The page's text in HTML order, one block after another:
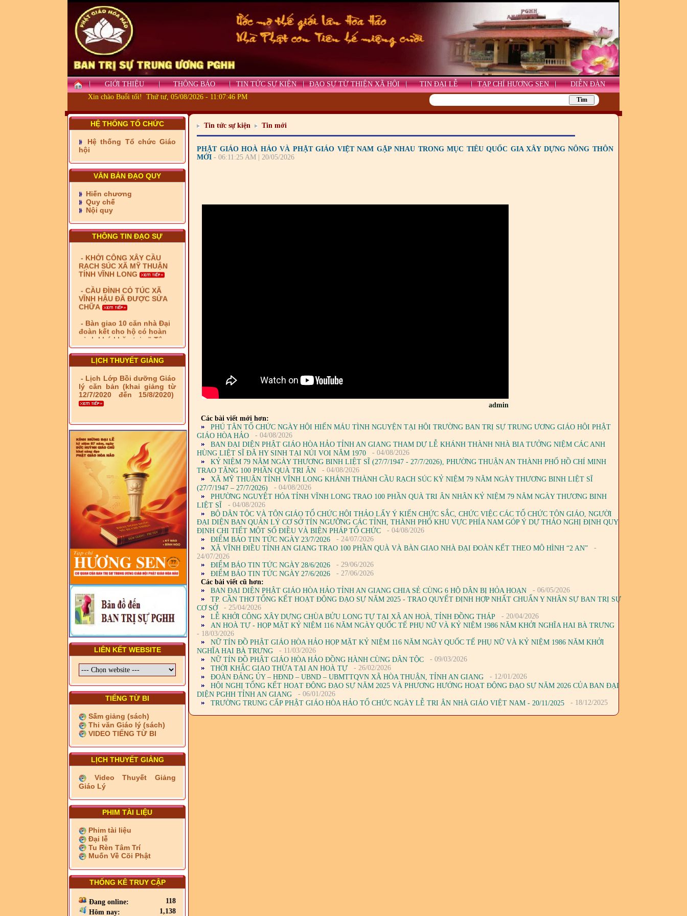
GIỚI THIỆU THÔNG BÁO TIN TỨC SỰ KIỆN ĐẠO SỰ TỪ THIỆN XÃ HỘI TIN ĐẠI LỄ TẠP CHÍ HƯƠNG SEN
DIỄN ĐÀN
Xin chào Buổi tối! Thứ tư, 05/08/2026 - 11:07:46 PM
HỆ THỐNG TỔ CHỨC
Hệ thống Tổ chức Giáo
hội
VĂN BẢN ĐẠO QUY
Hiến chương
Quy chế
Nội quy
THÔNG TIN ĐẠO SỰ
- Những tấm lòng thiện
nguyện vùng biên
- BAN TRỊ SỰ XÃ ĐẠI
PHƯỚC TỈNH ĐỒNG NAI
- Xã Châu Phú khánh
thành cầu Kênh 7 - Nam
kênh Quốc Gia
- Xã Phú Lâm bàn giao 9
căn nhà Đại đoàn kết
RẠCH SÚC XÃ MỸ THUẬN
TỈNH VĨNH LONG
VĨNH HẬU ĐÃ ĐƯỢC SỬA
CHỮA
đoàn kết cho hộ có hoàn
cảnh khó khăn tại xã Tây
Yên
- LỄ RA QUÂN DẬM VÁ,
SỬA CHỮA LỘ GIAO
PHÚ THỌ)
- LỚP TẬP HUẤN LỊCH SỬ,
PHÁP LUẬT VIỆT NAM VÀ
PGHH NHIỆM KỲ VI (2024-
2029) CHO TRỊ SỰ VIÊN
TRUNG ƯƠNG, BAN ĐẠI
DIỆN TỈNH VÀ GIÁO LÝ
VIÊN - CHUYÊN ĐỀ: NHỮNG
VẤN ĐỀ CHUNG VỀ PHÁP
LUẬT VÀ HỆ THỐNG PHÁP
LUẬT VIỆT NAM
- LỚP TẬP HUẤN LỊCH SỬ,
PHÁP LUẬT VIỆT NAM VÀ
HIẾN CHƯƠNG GIÁO HỘI
PGHH NHIỆM KỲ VI (2024-
2029) CHO TRỊ SỰ VIÊN
TRUNG ƯƠNG, BAN ĐẠI
DIỆN TỈNH VÀ GIÁO LÝ
VIÊN - CHUYÊN ĐỀ: SỰ RA
ĐỜI, BẢN CHẤT, CHỨC
NĂNG VÀ HÌNH THỨC CỦA
NƯỚC CHXHCN VIỆT NAM
LỊCH THUYẾT GIẢNG
- Lịch Lớp Bồi dưỡng Giáo
lý căn bản (khai giảng từ
12/7/2020 đến 15/8/2020)
LIÊN KẾT WEBSITE
TIẾNG TỪ BI
Sấm giảng (sách)
Thi văn Giáo lý (sách)
VIDEO TIẾNG TỪ BI
LỊCH THUYẾT GIẢNG
Video Thuyết Giảng
Giáo Lý
PHIM TÀI LIỆU
Phim tài liệu
Đại lễ
Tu Rèn Tâm Trí
Muốn Về Cõi Phật
THỐNG KÊ TRUY CẬP
Đang online:
118
Hôm nay:
1,138
Tin tức sự kiện Tin mới
PHẬT GIÁO HOÀ HẢO VÀ PHẬT GIÁO VIỆT NAM GẶP NHAU TRONG MỤC TIÊU QUỐC GIA XÂY DỰNG NÔNG THÔN
MỚI - 06:11:25 AM | 20/05/2026
admin
Các bài viết mới hơn:
PHÚ TÂN TỔ CHỨC NGÀY HỘI HIẾN MÁU TÌNH NGUYỆN TẠI HỘI TRƯỜNG BAN TRỊ SỰ TRUNG ƯƠNG GIÁO HỘI PHẬT
GIÁO HÒA HẢO
- 04/08/2026
BAN ĐẠI DIỆN PHẬT GIÁO HÒA HẢO TỈNH AN GIANG THAM DỰ LỄ KHÁNH THÀNH NHÀ BIA TƯỞNG NIỆM CÁC ANH
HÙNG LIỆT SĨ ĐÃ HY SINH TẠI NÚI VOI NĂM 1970
- 04/08/2026
KỶ NIỆM 79 NĂM NGÀY THƯƠNG BINH LIỆT SĨ (27/7/1947 - 27/7/2026), PHƯỜNG THUẬN AN THÀNH PHỐ HỒ CHÍ MINH
TRAO TẶNG 100 PHẦN QUÀ TRI ÂN
- 04/08/2026
XÃ MỸ THUẬN TỈNH VĨNH LONG KHÁNH THÀNH CẦU RẠCH SÚC KỶ NIỆM 79 NĂM NGÀY THƯƠNG BINH LIỆT SĨ
(27/7/1947 – 27/7/2026)
- 04/08/2026
PHƯỜNG NGUYỆT HÓA TỈNH VĨNH LONG TRAO 100 PHẦN QUÀ TRI ÂN NHÂN KỶ NIỆM 79 NĂM NGÀY THƯƠNG BINH
LIỆT SĨ
- 04/08/2026
BỘ DÂN TỘC VÀ TÔN GIÁO TỔ CHỨC HỘI THẢO LẤY Ý KIẾN CHỨC SẮC, CHỨC VIỆC CÁC TỔ CHỨC TÔN GIÁO, NGƯỜI
ĐẠI DIỆN BAN QUẢN LÝ CƠ SỞ TÍN NGƯỠNG CÁC TỈNH, THÀNH PHỐ KHU VỰC PHÍA NAM GÓP Ý DỰ THẢO NGHỊ ĐỊNH QUY
ĐỊNH CHI TIẾT MỘT SỐ ĐIỀU VÀ BIỆN PHÁP TỔ CHỨC
- 04/08/2026
ĐIỂM BÁO TIN TỨC NGÀY 23/7/2026
- 24/07/2026
XÃ VĨNH ĐIỀU TỈNH AN GIANG TRAO 100 PHẦN QUÀ VÀ BÀN GIAO NHÀ ĐẠI ĐOÀN KẾT THEO MÔ HÌNH “2 AN”
-
24/07/2026
ĐIỂM BÁO TIN TỨC NGÀY 28/6/2026
- 29/06/2026
ĐIỂM BÁO TIN TỨC NGÀY 27/6/2026
- 27/06/2026
Các bài viết cũ hơn:
BAN ĐẠI DIỆN PHẬT GIÁO HÒA HẢO TỈNH AN GIANG CHIA SẺ CÙNG 6 HỘ DÂN BỊ HỎA HOẠN
- 06/05/2026
TP. CẦN THƠ TỔNG KẾT HOẠT ĐỘNG ĐẠO SỰ NĂM 2025 - TRAO QUYẾT ĐỊNH HỢP NHẤT CHUẨN Y NHÂN SỰ BAN TRỊ SỰ
CƠ SỞ
- 25/04/2026
LỄ KHỞI CÔNG XÂY DỰNG CHÙA BỬU LONG TỰ TẠI XÃ AN HOÀ, TỈNH ĐỒNG THÁP
- 20/04/2026
AN HOÀ TỰ - HỌP MẶT KỶ NIỆM 116 NĂM NGÀY QUỐC TẾ PHỤ NỮ VÀ KỶ NIỆM 1986 NĂM KHỞI NGHĨA HAI BÀ TRƯNG
- 18/03/2026
NỮ TÍN ĐỒ PHẬT GIÁO HÒA HẢO HỌP MẶT KỶ NIỆM 116 NĂM NGÀY QUỐC TẾ PHỤ NỮ VÀ KỶ NIỆM 1986 NĂM KHỞI
NGHĨA HAI BÀ TRƯNG
- 11/03/2026
NỮ TÍN ĐỒ PHẬT GIÁO HÒA HẢO ĐỒNG HÀNH CÙNG DÂN TỘC
- 09/03/2026
THỜI KHẮC GIAO THỪA TẠI AN HOÀ TỰ
- 26/02/2026
ĐOÀN ĐẢNG ỦY – HĐND – UBND – UBMTTQVN XÃ HÒA THUẬN, TỈNH AN GIANG
- 12/01/2026
HỘI NGHỊ TỔNG KẾT HOẠT ĐỘNG ĐẠO SỰ NĂM 2025 VÀ PHƯƠNG HƯỚNG HOẠT ĐỘNG ĐẠO SỰ NĂM 2026 CỦA BAN ĐẠI
DIỆN PGHH TỈNH AN GIANG
- 06/01/2026
TRƯỜNG TRUNG CẤP PHẬT GIÁO HÒA HẢO TỔ CHỨC NGÀY LỄ TRI ÂN NHÀ GIÁO VIỆT NAM - 20/11/2025
- 18/12/2025